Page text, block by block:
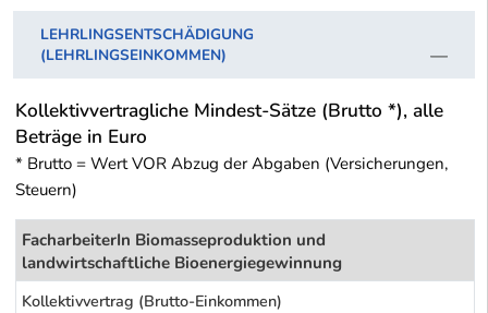
LEHRLINGSENTSCHÄDIGUNG
(LEHRLINGSEINKOMMEN)
Kollektivvertragliche Mindest-Sätze (Brutto *), alle
Beträge in Euro
* Brutto = Wert VOR Abzug der Abgaben (Versicherungen,
Steuern)
FacharbeiterIn Biomasseproduktion und
landwirtschaftliche Bioenergiegewinnung
Kollektivvertrag (Brutto-Einkommen)